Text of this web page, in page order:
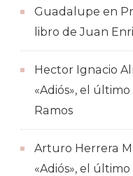
Guadalupe en
libro de Juan
Hector Ignacio
«Adiós», el
Ramos
Arturo Herrera
«Adiós», el